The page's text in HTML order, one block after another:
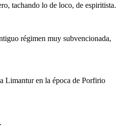
tachando lo de loco, de espiritista.
régimen muy subvencionada,
Limantur en la época de Porfirio